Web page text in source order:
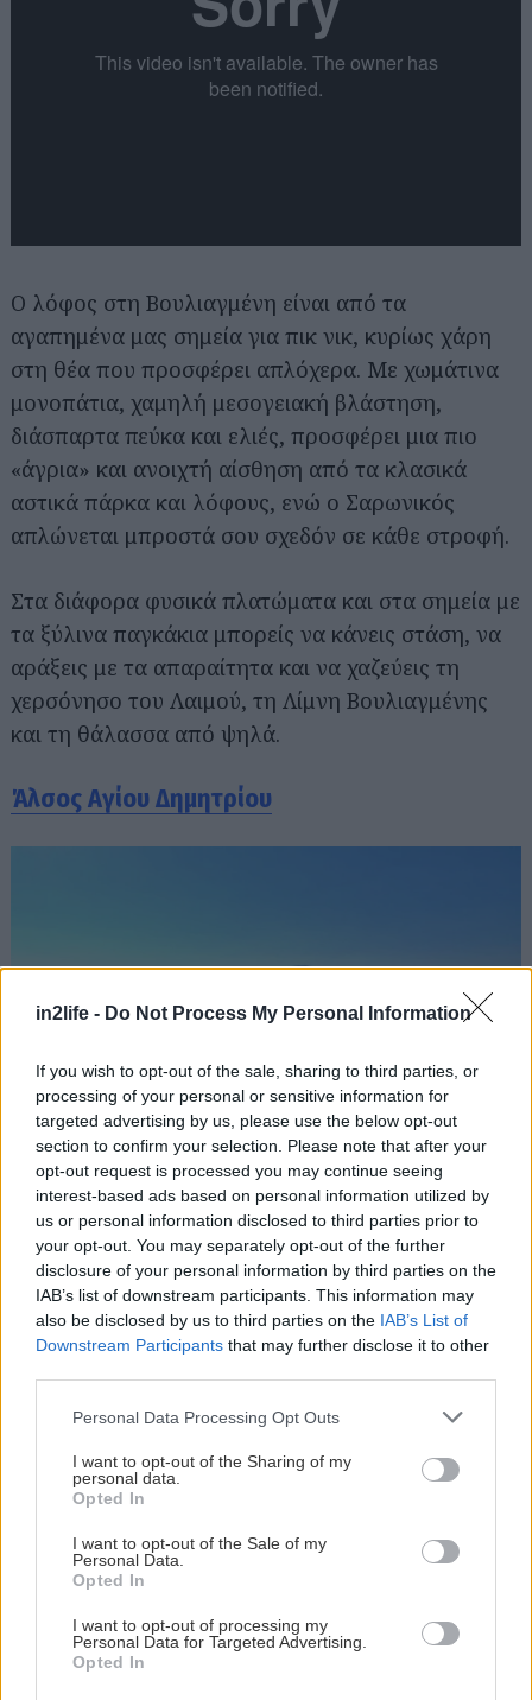
in2life - Do Not Process My Personal Information
If you wish to opt-out of the sale, sharing to third parties, or
processing of your personal or sensitive information for
targeted advertising by us, please use the below opt-out
section to confirm your selection. Please note that after your
opt-out request is processed you may continue seeing
interest-based ads based on personal information utilized by
us or personal information disclosed to third parties prior to
your opt-out. You may separately opt-out of the further
disclosure of your personal information by third parties on the
IAB’s list of downstream participants. This information may
also be disclosed by us to third parties on the IAB’s List of
Downstream Participants that may further disclose it to other
Please note that this website/app uses one or more Google
not limited to your visit or usage behaviour. You may click to
grant or deny consent to Google and its third-party tags to
use your data for below specified purposes in below Google
consent section.
Personal Data Processing Opt Outs
I want to opt-out of the Sharing of my
personal data.
Opted In
I want to opt-out of the Sale of my
Personal Data.
Opted In
I want to opt-out of processing my
Personal Data for Targeted Advertising.
Opted In
Ο λόφος στη Βουλιαγμένη είναι από τα
αγαπημένα μας σημεία για πικ νικ, κυρίως χάρη
στη θέα που προσφέρει απλόχερα. Με χωμάτινα
μονοπάτια, χαμηλή μεσογειακή βλάστηση,
διάσπαρτα πεύκα και ελιές, προσφέρει μια πιο
«άγρια» και ανοιχτή αίσθηση από τα κλασικά
αστικά πάρκα και λόφους, ενώ ο Σαρωνικός
απλώνεται μπροστά σου σχεδόν σε κάθε στροφή.
Στα διάφορα φυσικά πλατώματα και στα σημεία με
τα ξύλινα παγκάκια μπορείς να κάνεις στάση, να
αράξεις με τα απαραίτητα και να χαζεύεις τη
χερσόνησο του Λαιμού, τη Λίμνη Βουλιαγμένης
και τη θάλασσα από ψηλά.
Άλσος Αγίου Δημητρίου
Google - Geri Michalari
Το κεντρικό άλσος του Δήμου Πετρούπολης,
αγκαλιάζει τις πλαγιές του Ποικίλου Όρους, και
είναι γεμάτο πεύκα, σκιά και καθαρά,
καλοστρωμένα χωμάτινα δρομάκια. Στο
εσωτερικό του θα βρεις παιδικές χαρές, δύο
καφετέριες, αλλά και αρκετούς πάγκους για
διάβασμα, ξεκούραση και φυσικά πικ νικ με θέα.
Το μεγάλο του ατού, ειδικά στην ανατολική
πλευρά, είναι η πανοραμική θέα προς την Αθήνα,
που απλώνεται εντυπωσιακά κάτω από τις
για...